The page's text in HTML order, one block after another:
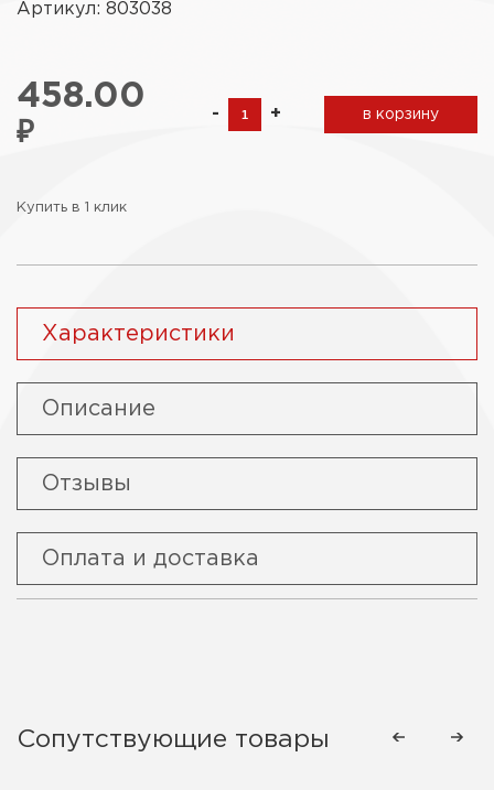
Артикул: 803038
458.00
₽
- + в корзину
Купить в 1 клик
Характеристики
Описание
Отзывы
Оплата и доставка
Сопутствующие товары